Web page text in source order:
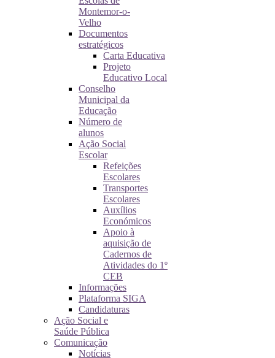
Montemor-o-
Velho
Documentos
estratégicos
Carta Educativa
Projeto
Educativo Local
Conselho
Municipal da
Educação
Número de
alunos
Ação Social
Escolar
Refeições
Escolares
Transportes
Escolares
Auxílios
Económicos
Apoio à
aquisição de
Cadernos de
Atividades do 1º
CEB
Informações
Plataforma SIGA
Candidaturas
Ação Social e
Saúde Pública
Comunicação
Notícias